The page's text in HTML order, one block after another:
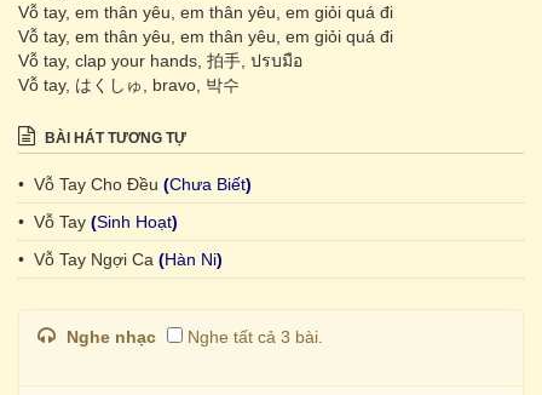
Vỗ tay, em thân yêu, em thân yêu, em giỏi quá đi
Vỗ tay, em thân yêu, em thân yêu, em giỏi quá đi
Vỗ tay, clap your hands, 拍手, ปรบมือ
Vỗ tay, はくしゅ, bravo, 박수
BÀI HÁT TƯƠNG TỰ
• Vỗ Tay Cho Đều (Chưa Biết)
• Vỗ Tay (Sinh Hoạt)
• Vỗ Tay Ngợi Ca (Hàn Ni)
Nghe nhạc Nghe tất cả 3 bài.